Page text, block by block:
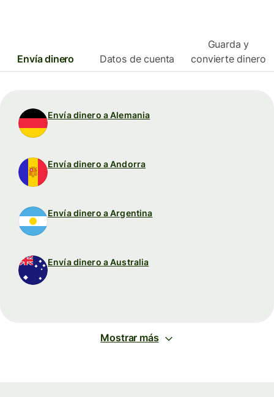
Envía dinero Datos de cuenta
Guarda y
convierte dinero
Envía dinero a Alemania
Envía dinero a Andorra
Envía dinero a Argentina
Envía dinero a Australia
Mostrar más